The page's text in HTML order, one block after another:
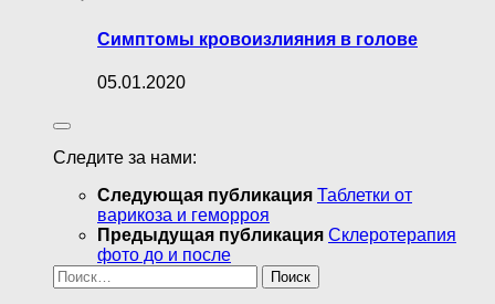
Симптомы кровоизлияния в голове
05.01.2020
Следите за нами:
Следующая публикация Таблетки от
варикоза и геморроя
Предыдущая публикация Склеротерапия
фото до и после
Найти: